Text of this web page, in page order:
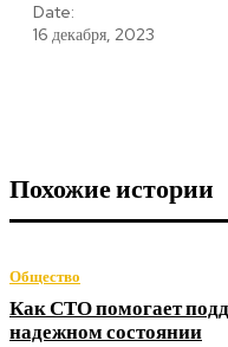
Date:
16 декабря, 2023
Похожие истории
Общество
Как СТО помогает
надежном состоянии